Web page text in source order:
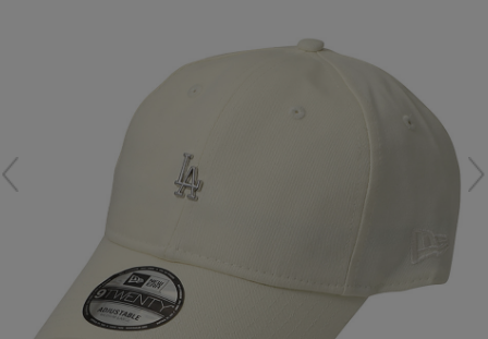
最旬！トレンドワード
【予約】新作ウェアをチェック
【Tシャツ】デイリーに活躍
【日傘】完全遮光・軽量傘
アイテム一覧
SALE
いち早くお届けします。
ご登録はこちら
SUPPORT
ご利用ガイド
カスタマーサポート